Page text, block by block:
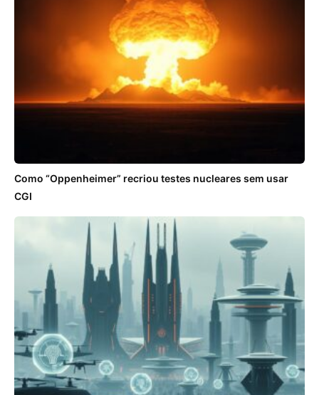
Como “Oppenheimer” recriou testes nucleares sem usar
CGI